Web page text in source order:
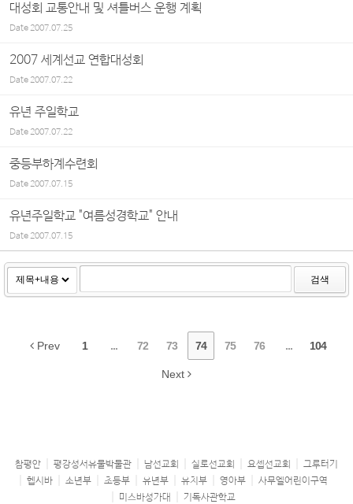
대성회 교통안내 및 셔틀버스 운행 계획
Date2007.07.25
2007 세계선교 연합대성회
Date2007.07.22
유년 주일학교
Date2007.07.22
중등부하계수련회
Date2007.07.15
유년주일학교 "여름성경학교" 안내
Date2007.07.15
검색
Prev 1 ... 72 73 74 75 76 ... 104
Next
참평안 평강성서유물박물관 남선교회 실로선교회 요셉선교회
그루터기
헵시바
소년부 초등부 유년부 유치부 영아부
사무엘어린이구역
미스바성가대
기독사관학교